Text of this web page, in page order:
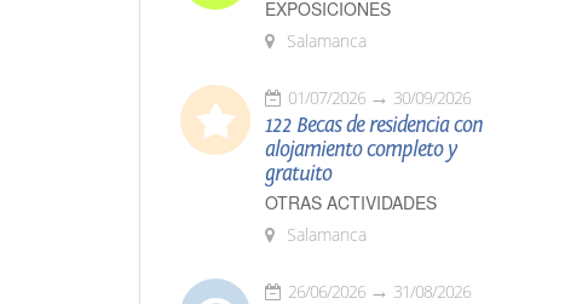
EXPOSICIONES
Salamanca
01/07/2026 30/09/2026
122 Becas de residencia con
alojamiento completo y
gratuito
OTRAS ACTIVIDADES
Salamanca
26/06/2026 31/08/2026